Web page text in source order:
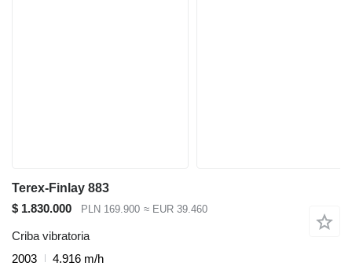
Terex-Finlay 883
$ 1.830.000
PLN 169.900 ≈ EUR 39.460
Criba vibratoria
2003
4.916 m/h